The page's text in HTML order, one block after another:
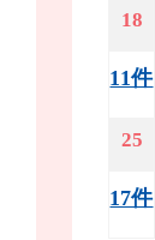
18
11件
25
17件